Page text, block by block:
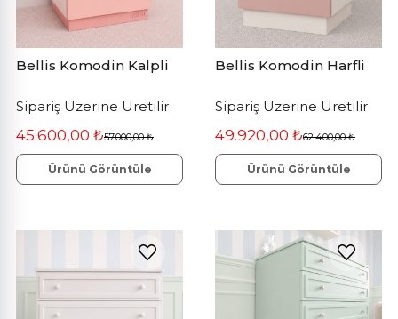
Bellis Komodin Kalpli
Sipariş Üzerine Üretilir
45.600,00 ₺57.000,00 ₺
Ürünü Görüntüle
Bellis Komodin Harfli
Sipariş Üzerine Üretilir
49.920,00 ₺62.400,00 ₺
Ürünü Görüntüle